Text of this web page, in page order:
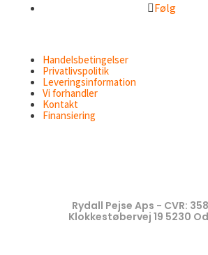
Følg
Handelsbetingelser
Privatlivspolitik
Leveringsinformation
Vi forhandler
Kontakt
Finansiering
Rydall Pejse Aps - CVR:
Klokkestøbervej 19 5230